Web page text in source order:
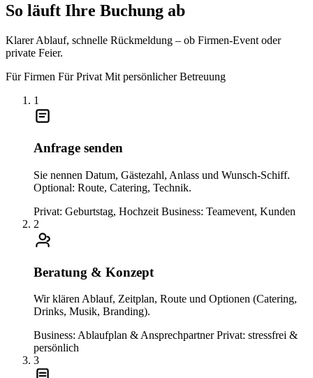
So läuft Ihre Buchung ab
Klarer Ablauf, schnelle Rückmeldung – ob Firmen-Event oder
private Feier.
Für Firmen Für Privat Mit persönlicher Betreuung
1
Anfrage senden
Sie nennen Datum, Gästezahl, Anlass und Wunsch-Schiff.
Optional: Route, Catering, Technik.
Privat: Geburtstag, Hochzeit Business: Teamevent, Kunden
2
Beratung & Konzept
Wir klären Ablauf, Zeitplan, Route und Optionen (Catering,
Drinks, Musik, Branding).
Business: Ablaufplan & Ansprechpartner Privat: stressfrei &
persönlich
3